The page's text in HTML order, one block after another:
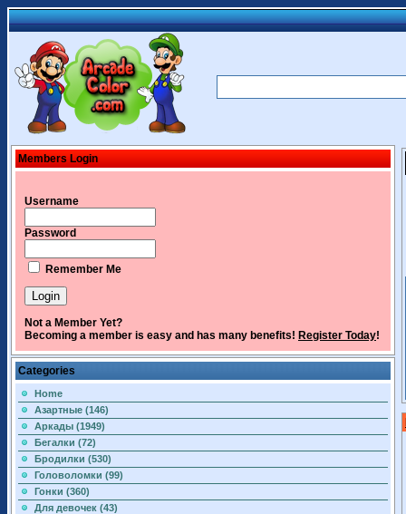
Members Login
Username
Password
Remember Me
Not a Member Yet?
Becoming a member is easy and has many benefits! Register Today!
Categories
Home
Азартные (146)
Аркады (1949)
Бегалки (72)
Бродилки (530)
Головоломки (99)
Гонки (360)
Для девочек (43)